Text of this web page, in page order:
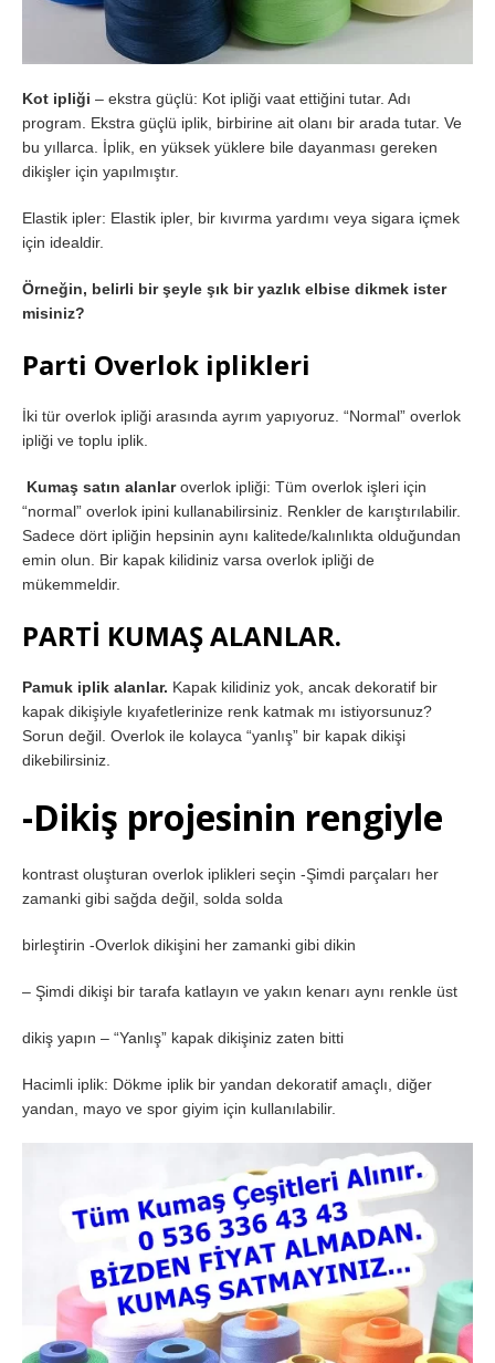
Kot ipliği – ekstra güçlü: Kot ipliği vaat ettiğini tutar. Adı
program. Ekstra güçlü iplik, birbirine ait olanı bir arada tutar. Ve
bu yıllarca. İplik, en yüksek yüklere bile dayanması gereken
dikişler için yapılmıştır.
Elastik ipler: Elastik ipler, bir kıvırma yardımı veya sigara içmek
için idealdir.
Örneğin, belirli bir şeyle şık bir yazlık elbise dikmek ister
misiniz?
Parti Overlok iplikleri
İki tür overlok ipliği arasında ayrım yapıyoruz. “Normal” overlok
ipliği ve toplu iplik.
Kumaş satın alanlaroverlok ipliği: Tüm overlok işleri için
“normal” overlok ipini kullanabilirsiniz. Renkler de karıştırılabilir.
Sadece dört ipliğin hepsinin aynı kalitede/kalınlıkta olduğundan
emin olun. Bir kapak kilidiniz varsa overlok ipliği de
mükemmeldir.
PARTİ KUMAŞ ALANLAR.
Pamuk iplik alanlar. Kapak kilidiniz yok, ancak dekoratif bir
kapak dikişiyle kıyafetlerinize renk katmak mı istiyorsunuz?
Sorun değil. Overlok ile kolayca “yanlış” bir kapak dikişi
dikebilirsiniz.
-Dikiş projesinin rengiyle
kontrast oluşturan overlok iplikleri seçin -Şimdi parçaları her
zamanki gibi sağda değil, solda solda
birleştirin -Overlok dikişini her zamanki gibi dikin
– Şimdi dikişi bir tarafa katlayın ve yakın kenarı aynı renkle üst
dikiş yapın – “Yanlış” kapak dikişiniz zaten bitti
Hacimli iplik: Dökme iplik bir yandan dekoratif amaçlı, diğer
yandan, mayo ve spor giyim için kullanılabilir.